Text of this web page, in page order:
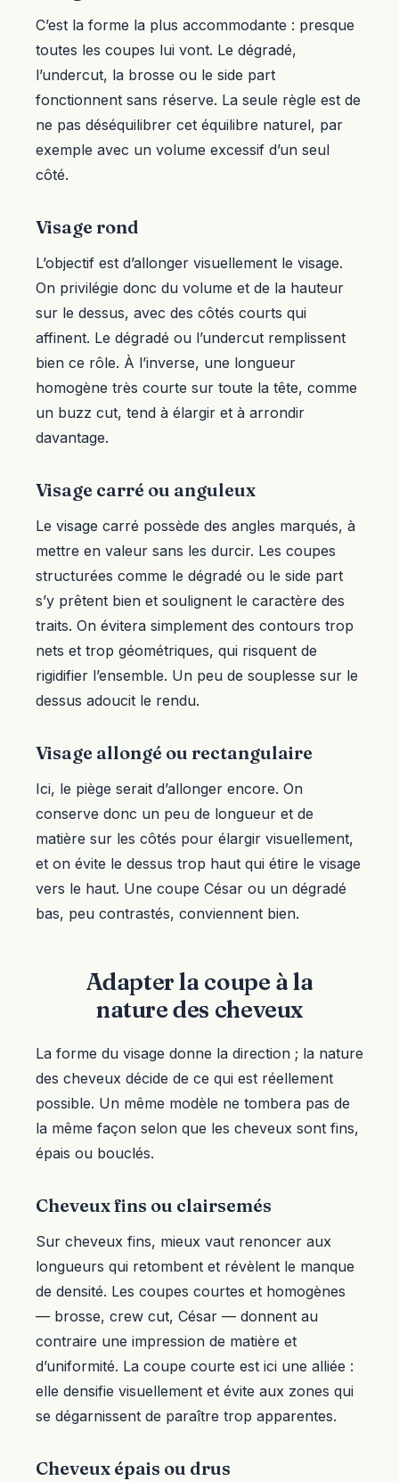
C’est la forme la plus accommodante : presque
toutes les coupes lui vont. Le dégradé,
l’undercut, la brosse ou le side part
fonctionnent sans réserve. La seule règle est de
ne pas déséquilibrer cet équilibre naturel, par
exemple avec un volume excessif d’un seul
côté.
Visage rond
L’objectif est d’allonger visuellement le visage.
On privilégie donc du volume et de la hauteur
sur le dessus, avec des côtés courts qui
affinent. Le dégradé ou l’undercut remplissent
bien ce rôle. À l’inverse, une longueur
homogène très courte sur toute la tête, comme
un buzz cut, tend à élargir et à arrondir
davantage.
Visage carré ou anguleux
Le visage carré possède des angles marqués, à
mettre en valeur sans les durcir. Les coupes
structurées comme le dégradé ou le side part
s’y prêtent bien et soulignent le caractère des
traits. On évitera simplement des contours trop
nets et trop géométriques, qui risquent de
rigidifier l’ensemble. Un peu de souplesse sur le
dessus adoucit le rendu.
Visage allongé ou rectangulaire
Ici, le piège serait d’allonger encore. On
conserve donc un peu de longueur et de
matière sur les côtés pour élargir visuellement,
et on évite le dessus trop haut qui étire le visage
vers le haut. Une coupe César ou un dégradé
bas, peu contrastés, conviennent bien.
Adapter la coupe à la
nature des cheveux
La forme du visage donne la direction ; la nature
des cheveux décide de ce qui est réellement
possible. Un même modèle ne tombera pas de
la même façon selon que les cheveux sont fins,
épais ou bouclés.
Cheveux fins ou clairsemés
Sur cheveux fins, mieux vaut renoncer aux
longueurs qui retombent et révèlent le manque
de densité. Les coupes courtes et homogènes
— brosse, crew cut, César — donnent au
contraire une impression de matière et
d’uniformité. La coupe courte est ici une alliée :
elle densifie visuellement et évite aux zones qui
se dégarnissent de paraître trop apparentes.
Cheveux épais ou drus